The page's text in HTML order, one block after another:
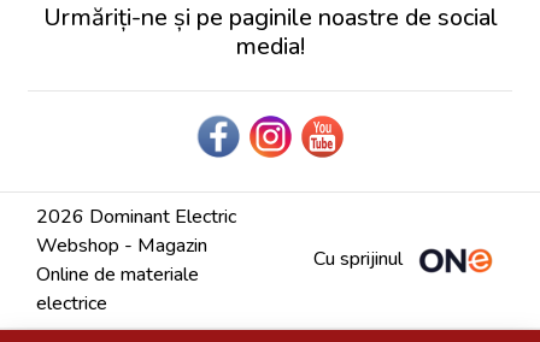
Urmăriți-ne și pe paginile noastre de social
media!
2026 Dominant Electric
Webshop - Magazin
Online de materiale
electrice
Cu sprijinul